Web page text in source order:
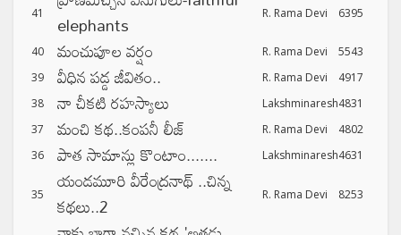
41
elephants
R. Rama Devi 6395
40 మంచుపూల వర్షం R. Rama Devi
5543
39
వీధిన పడ్డ జీవితం.. R. Rama Devi
4917
38
నా చీకటి రహస్యాలు Lakshminaresh4831
37
మంచి కథ..కంపనీ లీజ్ R. Rama Devi
4802
36
పాత సామాన్లు కొంటాం....... Lakshminaresh4631
35
యండమూరి వీరేంద్రనాథ్ ..చిన్న
కథలు..2
R. Rama Devi 8253